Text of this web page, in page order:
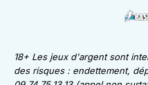
18+ Les jeux d'argent sont
des risques : endettement,